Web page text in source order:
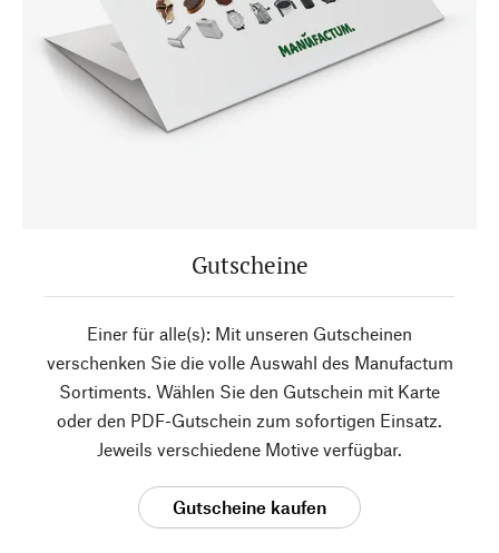
Gutscheine
Einer für alle(s): Mit unseren Gutscheinen
verschenken Sie die volle Auswahl des Manufactum
Sortiments. Wählen Sie den Gutschein mit Karte
oder den PDF-Gutschein zum sofortigen Einsatz.
Jeweils verschiedene Motive verfügbar.
Gutscheine kaufen